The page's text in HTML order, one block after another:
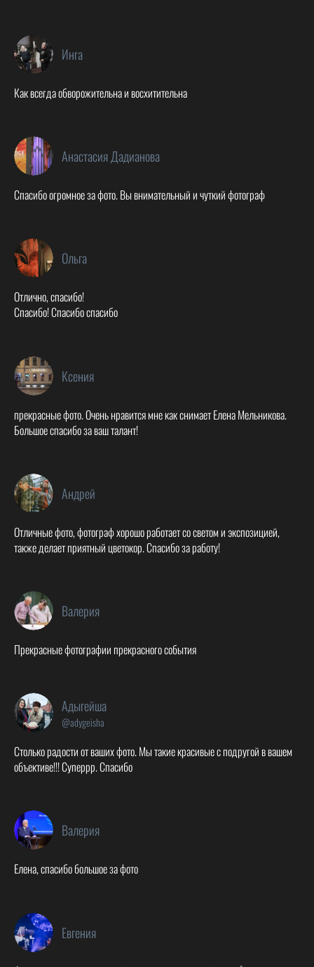
Инга
Как всегда обворожительна и восхитительна
Анастасия Дадианова
Спасибо огромное за фото. Вы внимательный и чуткий фотограф
Ольга
Отлично, спасибо!
Спасибо! Спасибо спасибо
Ксения
прекрасные фото. Очень нравится мне как снимает Елена Мельникова.
Большое спасибо за ваш талант!
Андрей
Отличные фото, фотограф хорошо работает со светом и экспозицией,
также делает приятный цветокор. Спасибо за работу!
Валерия
Прекрасные фотографии прекрасного события
Адыгейша
@adygeisha
Столько радости от ваших фото. Мы такие красивые с подругой в вашем
объективе!!! Суперрр. Спасибо
Валерия
Елена, спасибо большое за фото
Евгения